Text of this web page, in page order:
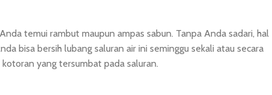
temui rambut maupun ampas sabun. Tanpa Anda sadari, hal
bisa bersih lubang saluran air ini seminggu sekali atau secara
yang tersumbat pada saluran.